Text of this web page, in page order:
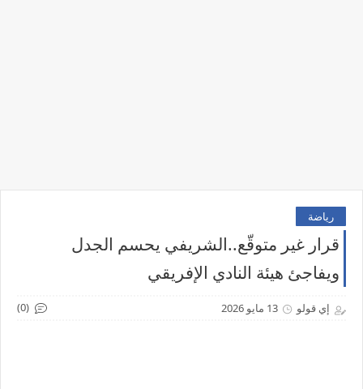
رياضة
قرار غير متوقّع..الشريفي يحسم الجدل
ويفاجئ هيئة النادي الإفريقي
إي قولو 13 مايو 2026 (0)